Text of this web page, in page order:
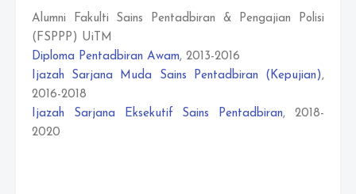
Alumni Fakulti Sains Pentadbiran & Pengajian Polisi
(FSPPP) UiTM
Diploma Pentadbiran Awam, 2013-2016
Ijazah Sarjana Muda Sains Pentadbiran (Kepujian),
2016-2018
Ijazah Sarjana Eksekutif Sains Pentadbiran, 2018-
2020